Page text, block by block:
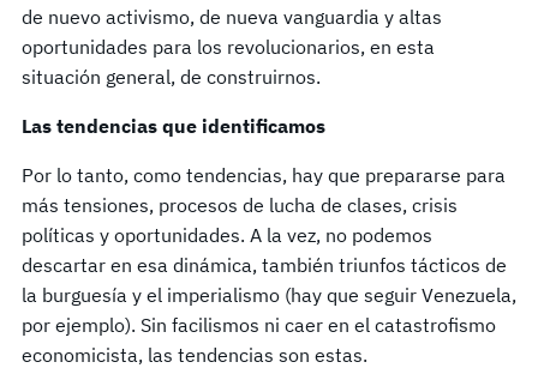
de nuevo activismo, de nueva vanguardia y altas
oportunidades para los revolucionarios, en esta
situación general, de construirnos.
Las tendencias que identificamos
Por lo tanto, como tendencias, hay que prepararse para
más tensiones, procesos de lucha de clases, crisis
políticas y oportunidades. A la vez, no podemos
descartar en esa dinámica, también triunfos tácticos de
la burguesía y el imperialismo (hay que seguir Venezuela,
por ejemplo). Sin facilismos ni caer en el catastrofismo
economicista, las tendencias son estas.